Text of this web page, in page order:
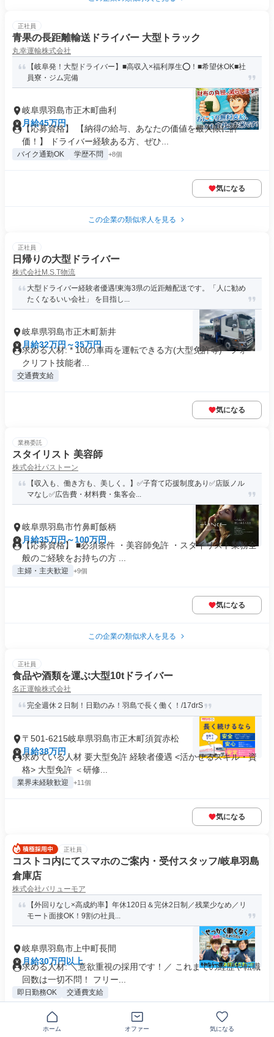
正社員
青果の長距離輸送ドライバー 大型トラック
丸幸運輸株式会社
【岐阜発！大型ドライバー】■高収入×福利厚生⭕！■希望休OK■社
員寮・ジム完備
岐阜県羽島市正木町曲利
月給45万円
【応募資格】 【納得の給与、あなたの価値を最大限に評
価！】 ドライバー経験ある方、ぜひ...
バイク通勤OK 学歴不問 +8個
気になる
この企業の類似求人を見る
正社員
日帰りの大型ドライバー
株式会社M.S.T物流
大型ドライバー経験者優遇!東海3県の近距離配送です。「人に勧め
たくなるいい会社」 を目指し...
岐阜県羽島市正木町新井
月給32万円～35万円
求める人材: * 10tの車両を運転できる方(大型免許等) * フォー
クリフト技能者...
交通費支給
気になる
業務委託
スタイリスト 美容師
株式会社パストーン
【収入も、働き方も、美しく。】✅子育て応援制度あり✅店販ノル
マなし✅広告費・材料費・集客会...
岐阜県羽島市竹鼻町飯柄
月給35万円～100万円
【応募資格】 ■必須条件 ・美容師免許 ・スタイリスト業務全
般のご経験をお持ちの方 ...
主婦・主夫歓迎 +9個
気になる
この企業の類似求人を見る
正社員
食品や酒類を運ぶ大型10tドライバー
名正運輸株式会社
完全週休２日制！日勤のみ！羽島で長く働く！/17drS
〒501-6215岐阜県羽島市正木町須賀赤松
月給38万円
求めている人材 要大型免許 経験者優遇 <活かせるスキル・資
格> 大型免許 ＜研修...
業界未経験歓迎 +11個
気になる
正社員
コストコ内にてスマホのご案内・受付スタッフ/岐阜羽島
倉庫店
株式会社バリューモア
【外回りなし×高成約率】年休120日＆完休2日制／残業少なめ／リ
モート面接OK！9割の社員...
岐阜県羽島市上中町長間
月給30万円以上
求める人材: ＼意欲重視の採用です！／ これまでの経歴や転職
回数は一切不問！ フリー...
即日勤務OK 交通費支給
気になる
ホーム オファー 気になる